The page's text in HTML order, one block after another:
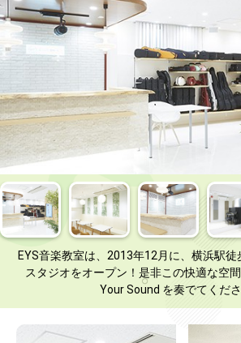
EYS音楽教室は、2013年12月に、横浜駅
スタジオをオープン！是非この快適な空
Your Sound を奏でてくださ